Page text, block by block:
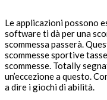
Le applicazioni possono
software ti dà per una
scommessa passerà.
scommesse sportive
scommesse. Totally
un’eccezione a questo.
a dire i giochi di abilità.